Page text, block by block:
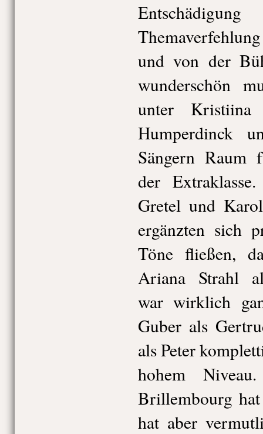
und von der
wunderschön
unter Kristiina
Humperdinck
Sängern Raum
der
Gretel und
ergänzten sich
Töne fließen,
Ariana Strahl
war wirklich
Guber als
als Peter
hohem
Brillembourg
hat aber